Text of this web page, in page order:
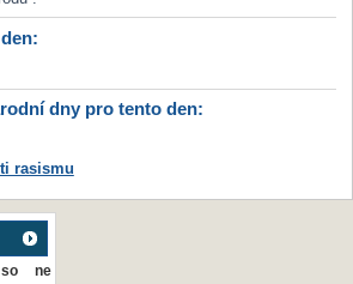
dny pro tento den:
rasismu
so ne